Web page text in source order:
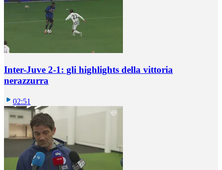
Inter-Juve 2-1: gli highlights della vittoria
nerazzurra
02:51